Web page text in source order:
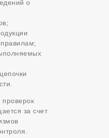
о
проверок
за счет